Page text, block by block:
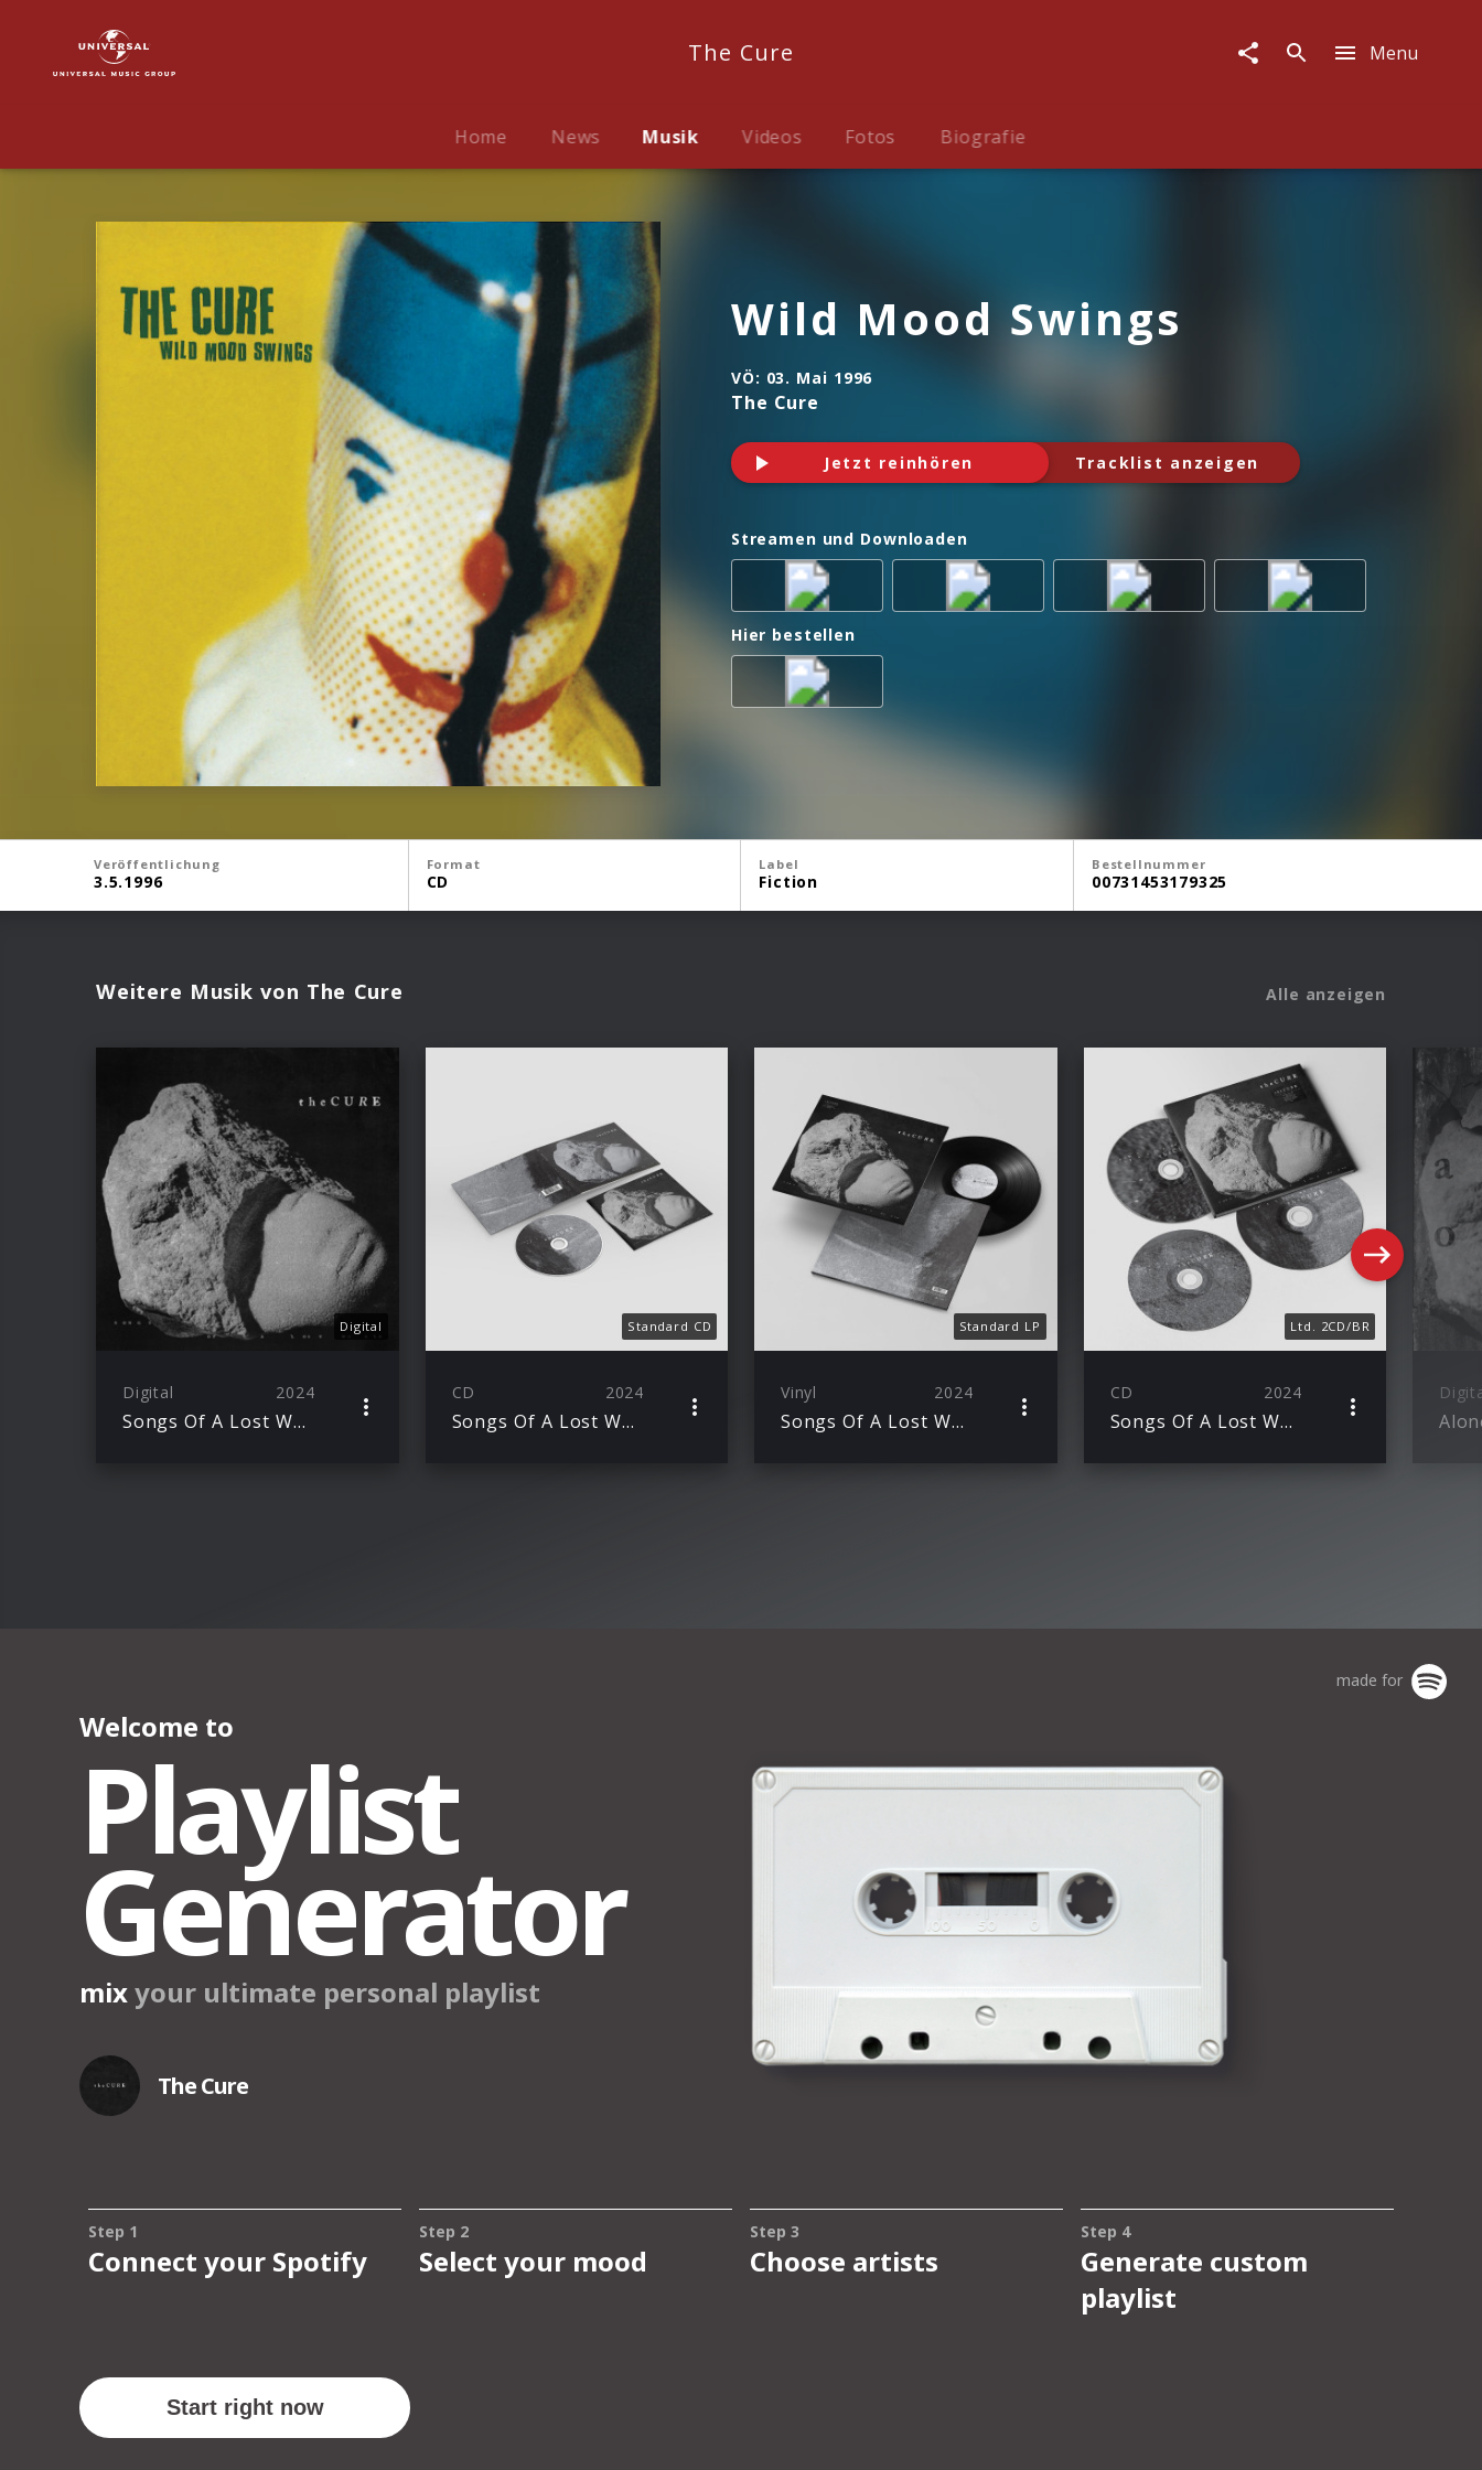
Mood
The Cure Menu
Home News Musik Videos Fotos Biografie
Wild Mood Swings
VÖ: 03. Mai 1996
The Cure
Jetzt reinhören Tracklist anzeigen
Streamen und Downloaden
Hier bestellen
Veröffentlichung
3.5.1996
Format
CD
Label
Fiction
Bestellnummer
00731453179325
Weitere Musik von The Cure Alle anzeigen
Digital
Digital 2024
Songs Of A Lost World
Standard CD
CD 2024
Songs Of A Lost World
Standard LP
Vinyl 2024
Songs Of A Lost World
Ltd. 2CD/BR
CD 2024
Songs Of A Lost World